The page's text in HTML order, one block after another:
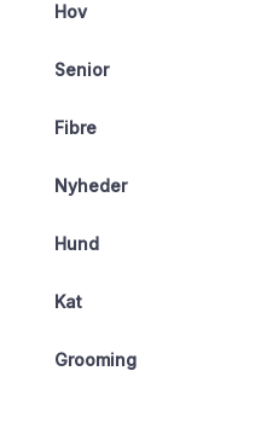
Hov
Senior
Fibre
Nyheder
Hund
Kat
Grooming